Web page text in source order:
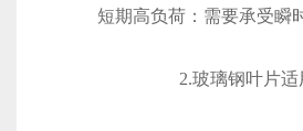
短期高负荷‌：需要承受瞬
2.玻璃钢叶片适